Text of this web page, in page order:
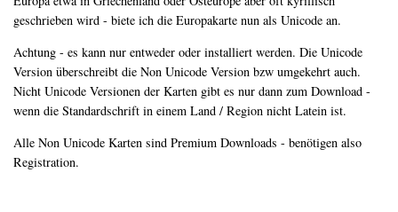
geschrieben wird - biete ich die Europakarte nun als Unicode an.
Achtung - es kann nur entweder oder installiert werden. Die Unicode
Version überschreibt die Non Unicode Version bzw umgekehrt auch.
Nicht Unicode Versionen der Karten gibt es nur dann zum Download -
wenn die Standardschrift in einem Land / Region nicht Latein ist.
Alle Non Unicode Karten sind Premium Downloads - benötigen also
Registration.